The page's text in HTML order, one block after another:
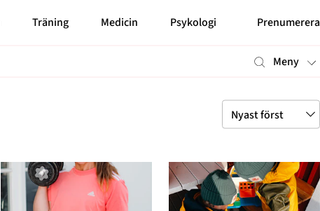
Träning Medicin Psykologi Prenumerera
Malin Berghagen
Blossom Tainton
Prenumerera
Shop
Om cookies
Meny